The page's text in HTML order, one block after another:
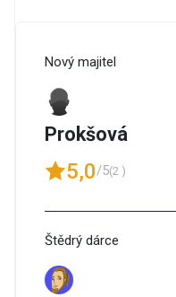
Nový majitel
Prokšová
5,0/5(2 )
Štědrý dárce